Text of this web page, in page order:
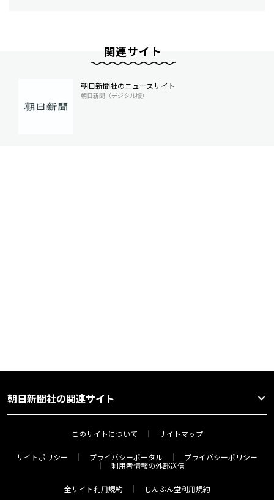
関連サイト
朝日新聞社のニュースサイト
朝日新聞（デジタル版）
朝日新聞社の関連サイト
このサイトについて サイトマップ
サイトポリシー プライバシーポータル
プライバシーポリシー
利用者情報の外部送信
全サイト利用規約 じんぶん堂利用規約